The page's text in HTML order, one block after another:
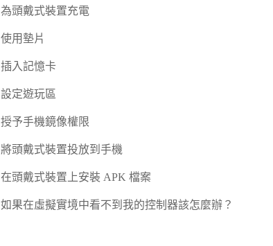
為頭戴式裝置充電
使用墊片
插入記憶卡
設定遊玩區
授予手機鏡像權限
將頭戴式裝置投放到手機
在頭戴式裝置上安裝 APK 檔案
如果在虛擬實境中看不到我的控制器該怎麼辦？